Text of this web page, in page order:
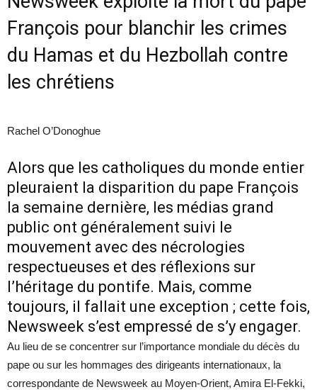
François pour blanchir les crimes
du Hamas et du Hezbollah contre
les chrétiens
Rachel O’Donoghue
Alors que les catholiques du monde entier
pleuraient la disparition du pape François
la semaine dernière, les médias grand
public ont généralement suivi le
mouvement avec des nécrologies
respectueuses et des réflexions sur
l’héritage du pontife. Mais, comme
toujours, il fallait une exception ; cette fois,
Newsweek s’est empressé de s’y engager.
Au lieu de se concentrer sur l’importance mondiale du décès du
pape ou sur les hommages des dirigeants internationaux, la
correspondante de Newsweek au Moyen-Orient, Amira El-Fekki,